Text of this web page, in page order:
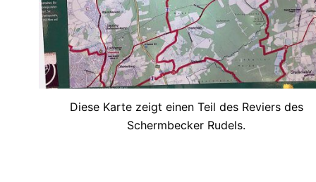
Diese Karte zeigt einen Teil des Reviers des
Schermbecker Rudels.